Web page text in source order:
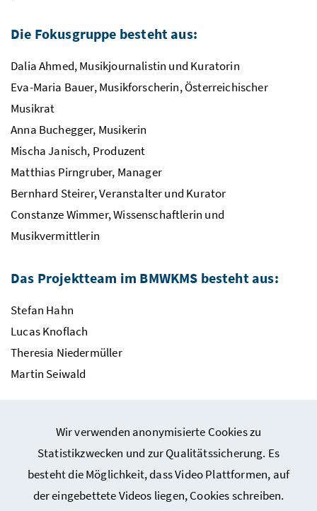
Wir verwenden anonymisierte Cookies zu
Statistikzwecken und zur Qualitätssicherung. Es
besteht die Möglichkeit, dass Video Plattformen, auf
der eingebettete Videos liegen, Cookies schreiben.
Die Fokusgruppe besteht aus:
Dalia Ahmed, Musikjournalistin und Kuratorin
Eva-Maria Bauer, Musikforscherin, Österreichischer
Musikrat
Anna Buchegger, Musikerin
Mischa Janisch, Produzent
Matthias Pirngruber, Manager
Bernhard Steirer, Veranstalter und Kurator
Constanze Wimmer, Wissenschaftlerin und
Musikvermittlerin
Das Projektteam im BMWKMS besteht aus:
Stefan Hahn
Lucas Knoflach
Theresia Niedermüller
Martin Seiwald
Webseiten Kunst und Kultur